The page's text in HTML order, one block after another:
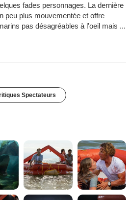
fades personnages. La dernière
peu plus mouvementée et offre
pas désagréables à l'oeil mais ...
Spectateurs